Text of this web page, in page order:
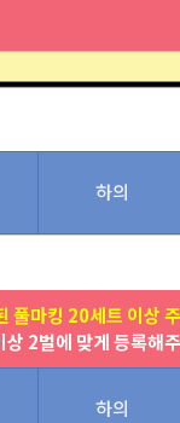
하의
풀마킹 20세트 이상
2벌에 맞게 등록해
하의